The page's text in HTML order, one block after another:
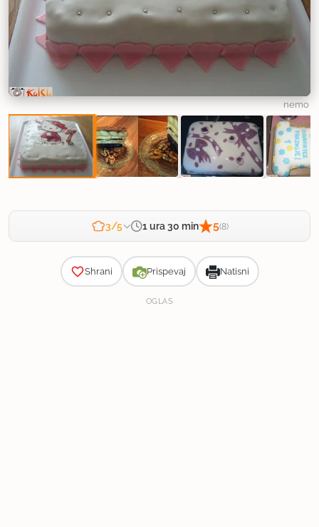
nemo
3/5 1 ura 30 min 5(8)
Shrani Prispevaj Natisni
OGLAS